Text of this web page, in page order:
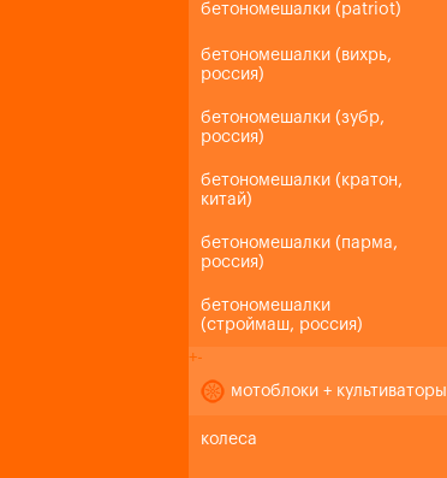
бетономешалки (patriot)
бетономешалки (вихрь,
россия)
бетономешалки (зубр,
россия)
бетономешалки (кратон,
китай)
бетономешалки (парма,
россия)
бетономешалки
(строймаш, россия)
+-
мотоблоки + культиваторы
колеса